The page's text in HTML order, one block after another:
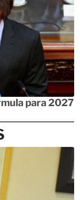
para 2027